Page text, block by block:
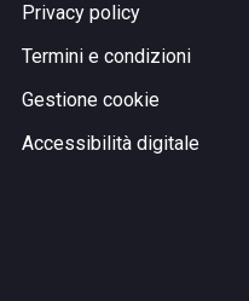
Privacy policy
Termini e condizioni
Gestione cookie
Accessibilità digitale